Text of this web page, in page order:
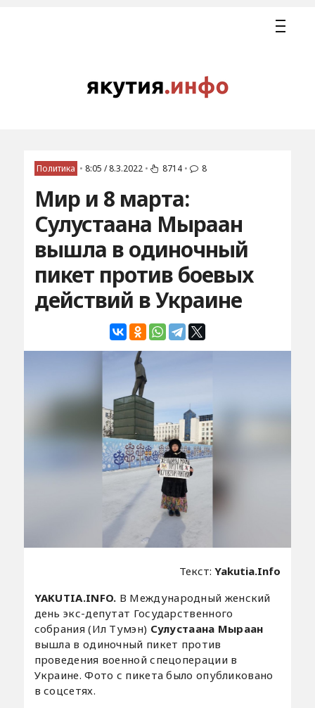
Политика • 8:05 / 8.3.2022 • 8714 • 8
Мир и 8 марта:
Сулустаана Мыраан
вышла в одиночный
пикет против боевых
действий в Украине
Текст:Yakutia.Info
YAKUTIA.INFO. В Международный женский
день экс-депутат Государственного
собрания (Ил Тумэн) Сулустаана Мыраан
вышла в одиночный пикет против
проведения военной спецоперации в
Украине. Фото с пикета было опубликовано
в соцсетях.